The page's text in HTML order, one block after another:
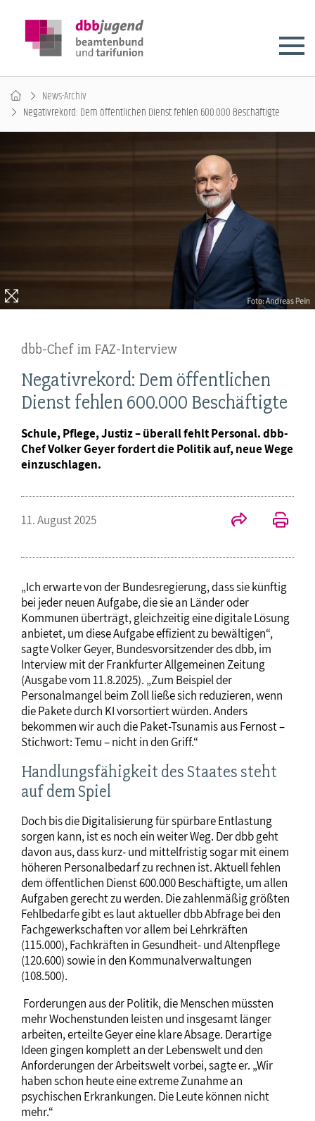
News-Archiv
Negativrekord: Dem öffentlichen Dienst fehlen 600.000 Beschäftigte
dbb-Chef im FAZ-Interview
Negativrekord: Dem öffentlichen
Dienst fehlen 600.000 Beschäftigte
Schule, Pflege, Justiz – überall fehlt Personal. dbb-
Chef Volker Geyer fordert die Politik auf, neue Wege
einzuschlagen.
11. August 2025
„Ich erwarte von der Bundesregierung, dass sie künftig
bei jeder neuen Aufgabe, die sie an Länder oder
Kommunen überträgt, gleichzeitig eine digitale Lösung
anbietet, um diese Aufgabe effizient zu bewältigen“,
sagte Volker Geyer, Bundesvorsitzender des dbb, im
Interview mit der Frankfurter Allgemeinen Zeitung
(Ausgabe vom 11.8.2025). „Zum Beispiel der
Personalmangel beim Zoll ließe sich reduzieren, wenn
die Pakete durch KI vorsortiert würden. Anders
bekommen wir auch die Paket-Tsunamis aus Fernost –
Stichwort: Temu – nicht in den Griff.“
Handlungsfähigkeit des Staates steht
auf dem Spiel
Doch bis die Digitalisierung für spürbare Entlastung
sorgen kann, ist es noch ein weiter Weg. Der dbb geht
davon aus, dass kurz- und mittelfristig sogar mit einem
höheren Personalbedarf zu rechnen ist. Aktuell fehlen
dem öffentlichen Dienst 600.000 Beschäftigte, um allen
Aufgaben gerecht zu werden. Die zahlenmäßig größten
Fehlbedarfe gibt es laut aktueller dbb Abfrage bei den
Fachgewerkschaften vor allem bei Lehrkräften
(115.000), Fachkräften in Gesundheit- und Altenpflege
(120.600) sowie in den Kommunalverwaltungen
(108.500).
Forderungen aus der Politik, die Menschen müssten
mehr Wochenstunden leisten und insgesamt länger
arbeiten, erteilte Geyer eine klare Absage. Derartige
Ideen gingen komplett an der Lebenswelt und den
Anforderungen der Arbeitswelt vorbei, sagte er. „Wir
haben schon heute eine extreme Zunahme an
psychischen Erkrankungen. Die Leute können nicht
mehr.“